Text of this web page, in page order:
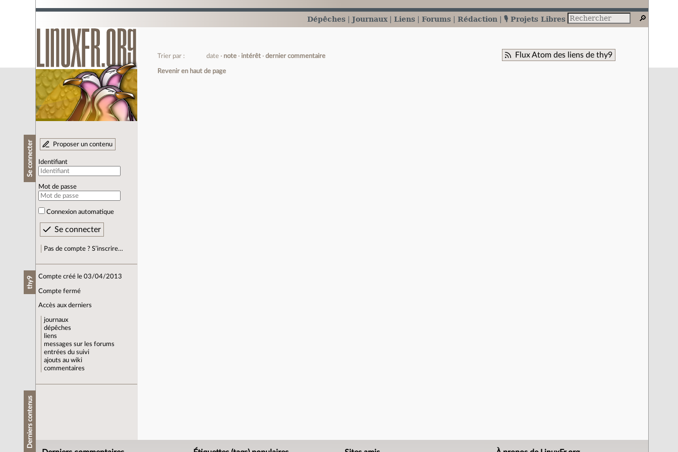
Dépêches Journaux Liens Forums Rédaction 🎙️ Projets Libres
Se connecter Proposer un contenu
Identifiant
Mot de passe
Connexion automatique
Pas de compte ? S’inscrire…
thy9 Compte créé le 03/04/2013
Compte fermé
Accès aux derniers
journaux
dépêches
liens
messages sur les forums
entrées du suivi
ajouts au wiki
commentaires
Derniers contenus
Flux Atom des liens de thy9
Trier par : date note intérêt dernier commentaire
Revenir en haut de page